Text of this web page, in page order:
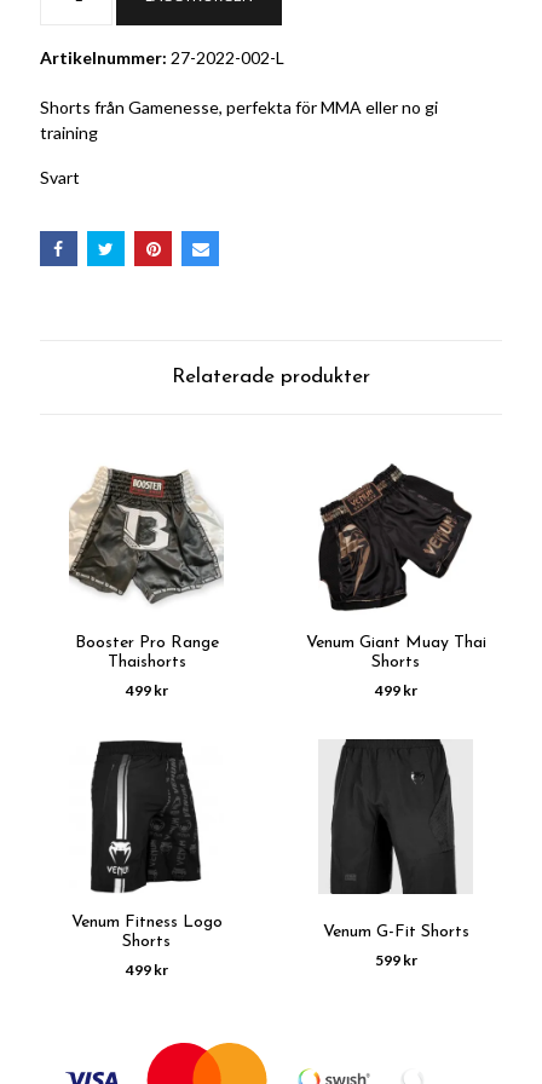
Artikelnummer: 27-2022-002-L
Shorts från Gamenesse, perfekta för MMA eller no gi
training
Svart
Relaterade produkter
Booster Pro Range
Thaishorts
499 kr
Venum Giant Muay Thai
Shorts
499 kr
Venum Fitness Logo
Shorts
499 kr
Venum G-Fit Shorts
599 kr